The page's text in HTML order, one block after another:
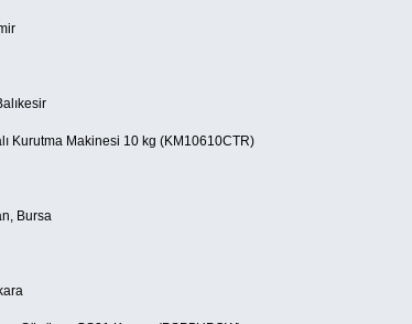
Kurutma Makinesi 10 kg (KM10610CTR)
Bursa